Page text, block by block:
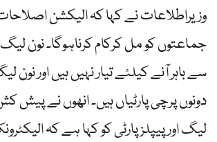
وزیراطلاعات نے کہا کہ الیکشن
جماعتوں کو مل کرکام کرناہوگا۔ نون
سے باہر آنے کیلئے تیار نہیں ہیں اور نون
دونوں پرچی پارٹیاں ہیں۔ انھوں نے پیش
لیگ اور پیپلز پارٹی کو کہا ہے کہ